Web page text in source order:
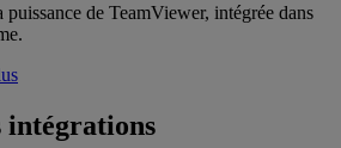
de TeamViewer, intégrée dans
intégrations